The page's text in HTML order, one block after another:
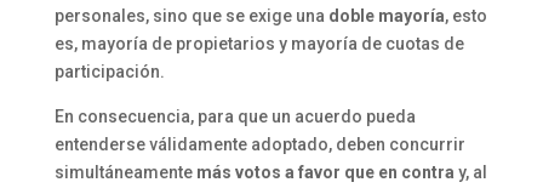
personales, sino que se exige una doble mayoría, esto
es, mayoría de propietarios y mayoría de cuotas de
participación.
En consecuencia, para que un acuerdo pueda
entenderse válidamente adoptado, deben concurrir
simultáneamente más votos a favor que en contra y, al